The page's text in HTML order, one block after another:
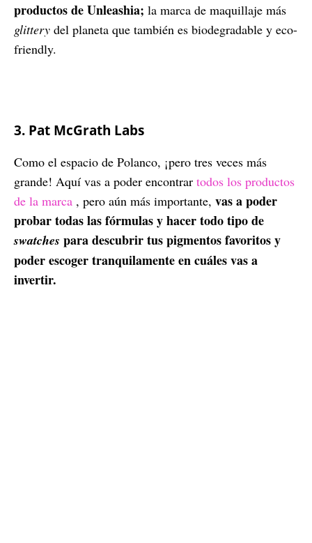
productos de Unleashia; la marca de maquillaje más
glittery del planeta que también es biodegradable y eco-
friendly.
3. Pat McGrath Labs
Como el espacio de Polanco, ¡pero tres veces más
grande! Aquí vas a poder encontrar todos los productos
de la marca , pero aún más importante, vas a poder
probar todas las fórmulas y hacer todo tipo de
swatches para descubrir tus pigmentos favoritos y
poder escoger tranquilamente en cuáles vas a
invertir.